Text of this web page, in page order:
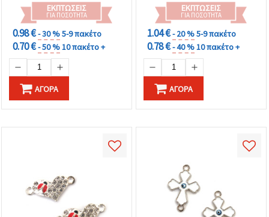
ΕΚΠΤΏΣΕΙΣ
ΓΙΑ ΠΟΣΌΤΗΤΑ
0.98 €- 30 %5-9 πακέτο
0.70 €- 50 %10 πακέτο +
ΑΓΟΡΆ
ΕΚΠΤΏΣΕΙΣ
ΓΙΑ ΠΟΣΌΤΗΤΑ
1.04 €- 20 %5-9 πακέτο
0.78 €- 40 %10 πακέτο +
ΑΓΟΡΆ